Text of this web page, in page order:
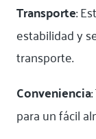
Transporte:
estabilidad y
transporte.
Conveniencia
para un fácil